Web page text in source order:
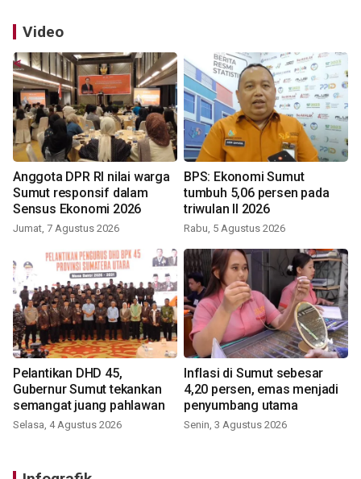
Video
Anggota DPR RI nilai warga
Sumut responsif dalam
Sensus Ekonomi 2026
Jumat, 7 Agustus 2026
BPS: Ekonomi Sumut
tumbuh 5,06 persen pada
triwulan II 2026
Rabu, 5 Agustus 2026
Pelantikan DHD 45,
Gubernur Sumut tekankan
semangat juang pahlawan
Selasa, 4 Agustus 2026
Inflasi di Sumut sebesar
4,20 persen, emas menjadi
penyumbang utama
Senin, 3 Agustus 2026